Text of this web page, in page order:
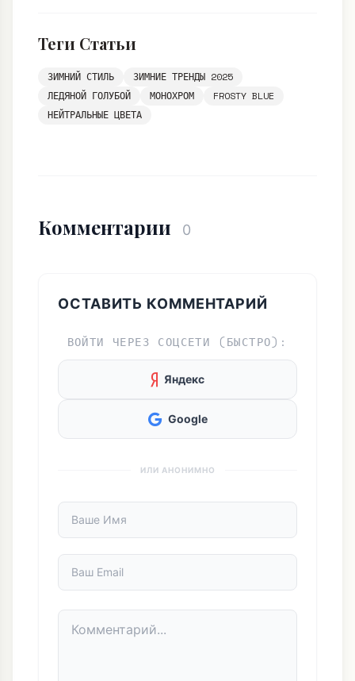
Теги Статьи
ЗИМНИЙ СТИЛЬ
ЗИМНИЕ ТРЕНДЫ 2025
ЛЕДЯНОЙ ГОЛУБОЙ
МОНОХРОМ
FROSTY BLUE
НЕЙТРАЛЬНЫЕ ЦВЕТА
Комментарии 0
ОСТАВИТЬ КОММЕНТАРИЙ
ВОЙТИ ЧЕРЕЗ СОЦСЕТИ (БЫСТРО):
Яндекс
Google
ИЛИ АНОНИМНО